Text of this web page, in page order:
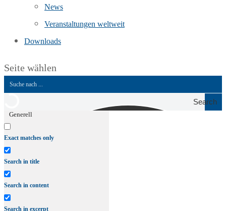
News
Veranstaltungen weltweit
Downloads
Seite wählen
Search
Generell
Exact matches only
Search in title
Search in content
Search in excerpt